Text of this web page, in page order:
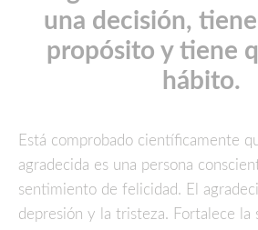
una decisión,
propósito y tiene
hábito.
Está comprobado científicamente
agradecida es una persona
sentimiento de felicidad. El
depresión y la tristeza. Fortalece la